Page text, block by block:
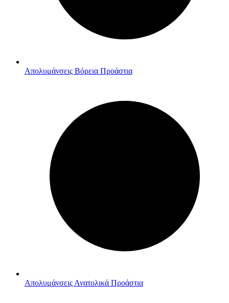
Απολυμάνσεις Βόρεια Προάστια
Απολυμάνσεις Ανατολικά Προάστια